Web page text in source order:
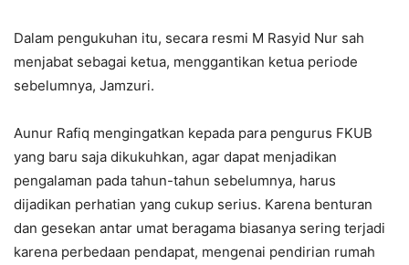
Dalam pengukuhan itu, secara resmi M Rasyid Nur sah
menjabat sebagai ketua, menggantikan ketua periode
sebelumnya, Jamzuri.
Aunur Rafiq mengingatkan kepada para pengurus FKUB
yang baru saja dikukuhkan, agar dapat menjadikan
pengalaman pada tahun-tahun sebelumnya, harus
dijadikan perhatian yang cukup serius. Karena benturan
dan gesekan antar umat beragama biasanya sering terjadi
karena perbedaan pendapat, mengenai pendirian rumah